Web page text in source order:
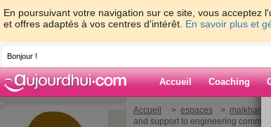
En poursuivant votre navigation sur ce site, vous acceptez
et offres adaptés à vos centres d'intérêt. En savoir plus et
Bonjour !
Accueil Coaching
Accueil > espaces >
and support to engineering